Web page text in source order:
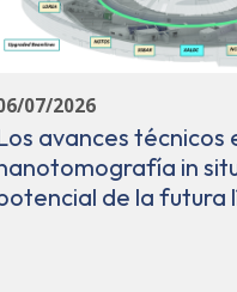
07/2026
avances técnicos
in
de la futura